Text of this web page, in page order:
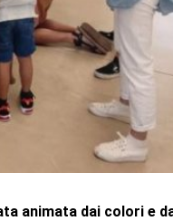
animata dai colori e